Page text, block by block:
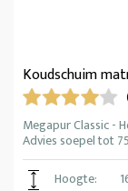
Koudschuim
Megapur Classic -
Advies soepel tot
Hoogte: